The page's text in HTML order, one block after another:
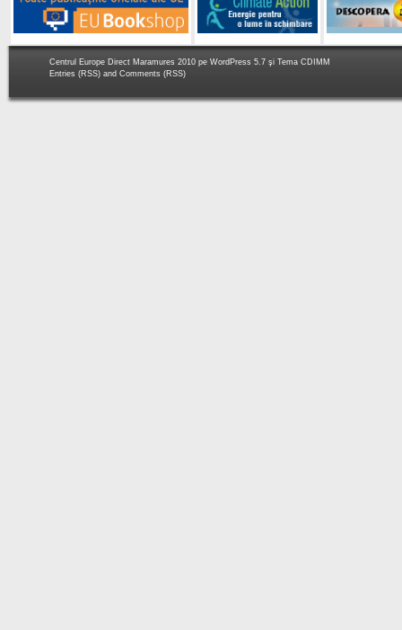
Centrul Europe Direct Maramures 2010 pe WordPress 5.7 şi Tema CDIMM
Entries (RSS) and Comments (RSS)